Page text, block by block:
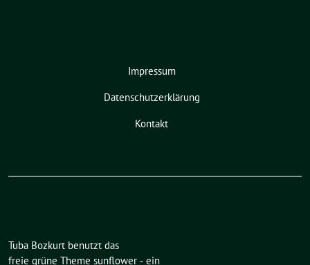
Impressum
Datenschutzerklärung
Kontakt
Tuba Bozkurt benutzt das
freie grüne Theme sunflower ‐ ein